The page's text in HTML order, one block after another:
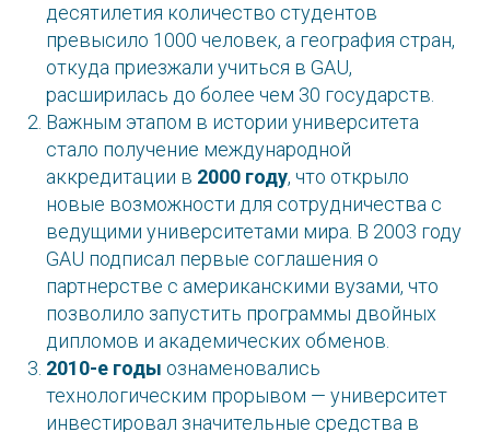
десятилетия количество студентов
превысило 1000 человек, а география стран,
откуда приезжали учиться в GAU,
расширилась до более чем 30 государств.
Важным этапом в истории университета
стало получение международной
аккредитации в 2000 году, что открыло
новые возможности для сотрудничества с
ведущими университетами мира. В 2003 году
GAU подписал первые соглашения о
партнерстве с американскими вузами, что
позволило запустить программы двойных
дипломов и академических обменов.
2010-е годы ознаменовались
технологическим прорывом — университет
инвестировал значительные средства в